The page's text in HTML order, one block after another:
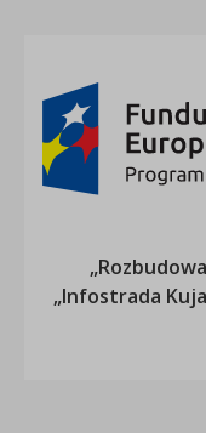
„Infostrada